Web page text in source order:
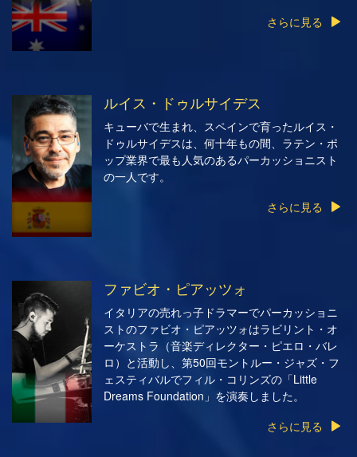
さらに見る
ルイス・ドゥルサイデス
キューバで生まれ、スペインで育ったルイス・
ドゥルサイデスは、何十年もの間、ラテン・ポ
ップ業界で最も人気のあるパーカッショニスト
の一人です。
さらに見る
ファビオ・ピアッツォ
イタリアの売れっ子ドラマーでパーカッショニ
ストのファビオ・ピアッツォはラビリント・オ
ーケストラ（音楽ディレクター・ピエロ・バレ
ロ）と活動し、第50回モントルー・ジャズ・フ
ェスティバルでフィル・コリンズの「Little
Dreams Foundation」を演奏しました。
さらに見る